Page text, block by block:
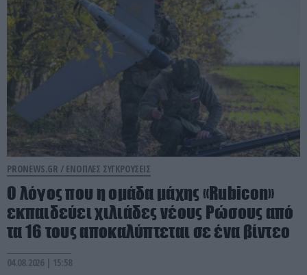
PRONEWS.GR / ΕΝΟΠΛΕΣ ΣΥΓΚΡΟΥΣΕΙΣ
Ο λόγος που η ομάδα μάχης «Rubicon»
εκπαιδεύει χιλιάδες νέους Ρώσους από
τα 16 τους αποκαλύπτεται σε ένα βίντεο
04.08.2026 | 15:58